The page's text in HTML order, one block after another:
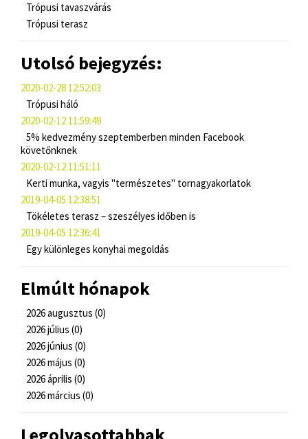
Trópusi tavaszvárás
Trópusi terasz
Utolsó bejegyzés:
2020-02-28 12:52:03
Trópusi háló
2020-02-12 11:59:49
5% kedvezmény szeptemberben minden Facebook
követőnknek
2020-02-12 11:51:11
Kerti munka, vagyis "természetes" tornagyakorlatok
2019-04-05 12:38:51
Tökéletes terasz – szeszélyes időben is
2019-04-05 12:36:41
Egy különleges konyhai megoldás
Elmúlt hónapok
2026 augusztus (0)
2026 július (0)
2026 június (0)
2026 május (0)
2026 április (0)
2026 március (0)